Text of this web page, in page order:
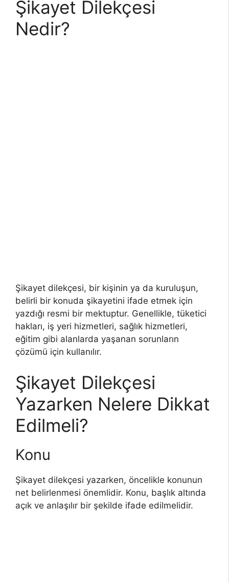
Şikayet Dilekçesi
Nedir?
Şikayet dilekçesi, bir kişinin ya da kuruluşun,
belirli bir konuda şikayetini ifade etmek için
yazdığı resmi bir mektuptur. Genellikle, tüketici
hakları, iş yeri hizmetleri, sağlık hizmetleri,
eğitim gibi alanlarda yaşanan sorunların
çözümü için kullanılır.
Şikayet Dilekçesi
Yazarken Nelere Dikkat
Edilmeli?
Konu
Şikayet dilekçesi yazarken, öncelikle konunun
net belirlenmesi önemlidir. Konu, başlık altında
açık ve anlaşılır bir şekilde ifade edilmelidir.